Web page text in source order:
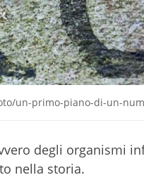
un-primo-piano-di-un-
degli organismi
nella storia.